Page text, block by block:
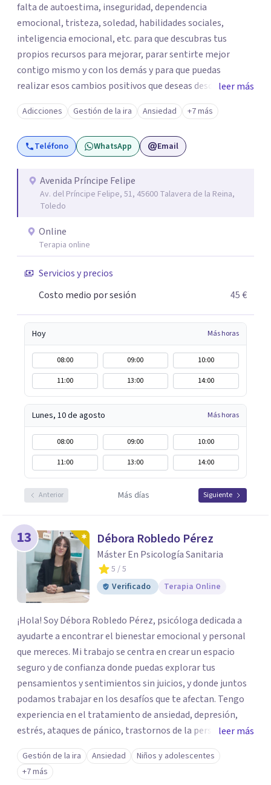
falta de autoestima, inseguridad, dependencia
emocional, tristeza, soledad, habilidades sociales,
inteligencia emocional, etc. para que descubras tus
propios recursos para mejorar, parar sentirte mejor
contigo mismo y con los demás y para que puedas
realizar esos cambios positivos que deseas desde hace
tiempo pero que no sabes cómo llevarlos a cabo. La
primera visita informativa será al 50% y servirá para
conocernos, poder evaluar juntos tus dificultades y hablar
de un plan de ayuda. Con los datos que me ofrezcas, te
consistirá el tratamiento y te plantearé qué
herramientas usaremos para resolver las situaciones que
te preocupan. Aplico una psicología integradora que
reúne los elementos que puedan ayudar de una manera
más rápida y eficaz a cada paciente. Dado que cuando uno
lo está pasando mal desea recuperarse cuanto antes,
siempre procuro que los tratamientos tengan la menor
duración posible, con el consiguiente ahorro de tiempo y
leer más
Adicciones Gestión de la ira Ansiedad +7 más
Teléfono WhatsApp Email
Avenida Príncipe Felipe
Av. del Príncipe Felipe, 51, 45600 Talavera de la Reina,
Toledo
Online
Terapia online
Servicios y precios
Costo medio por sesión
45 €
Hoy Más horas
08:00 09:00
10:00
11:00
13:00 14:00
Lunes, 10 de agosto Más horas
08:00 09:00
10:00
11:00
13:00 14:00
Anterior Más días Siguiente
13 Débora Robledo Pérez
Máster En Psicología Sanitaria
5 / 5
Verificado
Terapia Online
¡Hola! Soy Débora Robledo Pérez, psicóloga dedicada a
ayudarte a encontrar el bienestar emocional y personal
que mereces. Mi trabajo se centra en crear un espacio
seguro y de confianza donde puedas explorar tus
pensamientos y sentimientos sin juicios, y donde juntos
podamos trabajar en los desafíos que te afectan. Tengo
experiencia en el tratamiento de ansiedad, depresión,
estrés, ataques de pánico, trastornos de la personalidad y
el trastorno obsesivo-compulsivo (TOC). Mi enfoque
terapéutico se adapta a tus necesidades específicas,
utilizando herramientas y técnicas que te ayuden a
leer más
Gestión de la ira Ansiedad
Niños y adolescentes
+7 más